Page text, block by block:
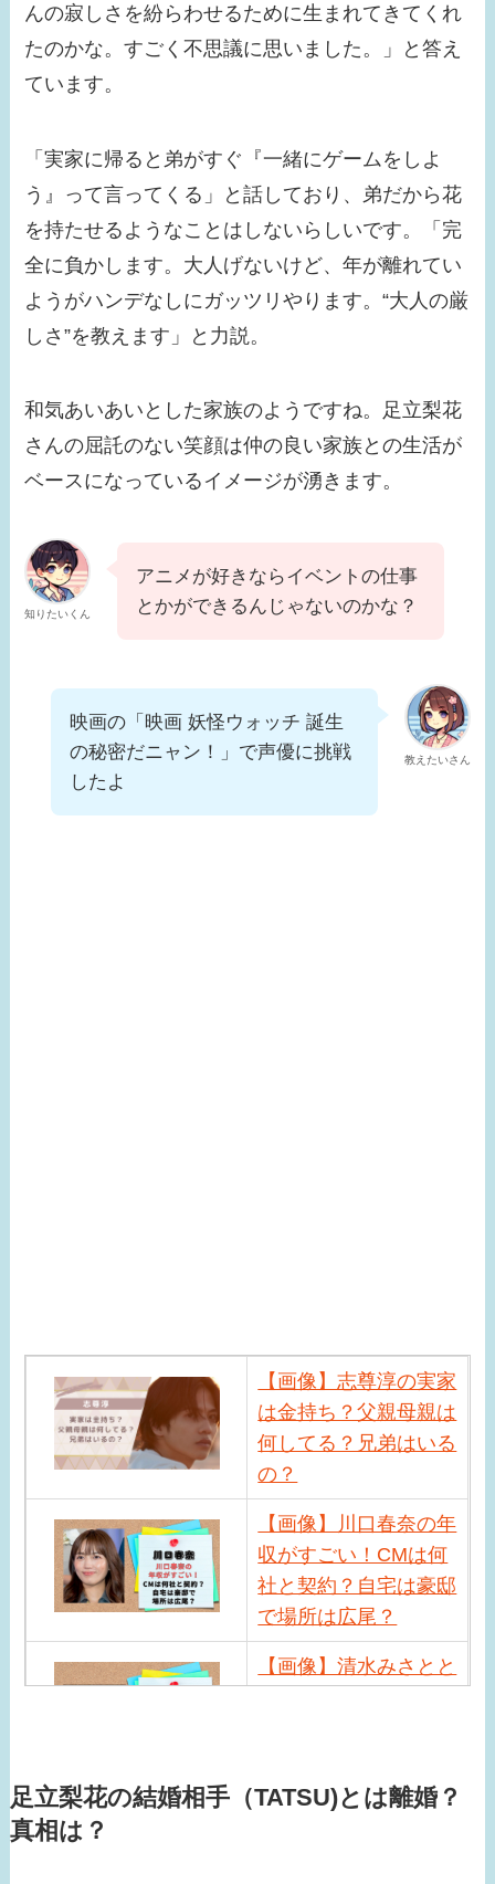
んの寂しさを紛らわせるために生まれてきてくれ
たのかな。すごく不思議に思いました。」と答え
ています。
「実家に帰ると弟がすぐ『一緒にゲームをしよ
う』って言ってくる」と話しており、弟だから花
を持たせるようなことはしないらしいです。「完
全に負かします。大人げないけど、年が離れてい
ようがハンデなしにガッツリやります。“大人の厳
しさ”を教えます」と力説。
和気あいあいとした家族のようですね。足立梨花
さんの屈託のない笑顔は仲の良い家族との生活が
ベースになっているイメージが湧きます。
知りたいくん
アニメが好きならイベントの仕事
とかができるんじゃないのかな？
教えたいさん
映画の「映画 妖怪ウォッチ 誕生
の秘密だニャン！」で声優に挑戦
したよ
【画像】志尊淳の実家
は金持ち？父親母親は
何してる？兄弟はいる
の？
【画像】川口春奈の年
収がすごい！CMは何
社と契約？自宅は豪邸
で場所は広尾？
【画像】清水みさとと
【画像】小峠英二の年
足立梨花の結婚相手（TATSU)とは離婚？
真相は？